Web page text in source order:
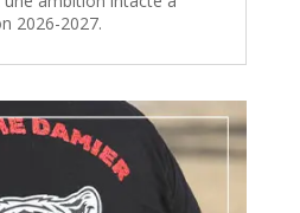
2026-2027.